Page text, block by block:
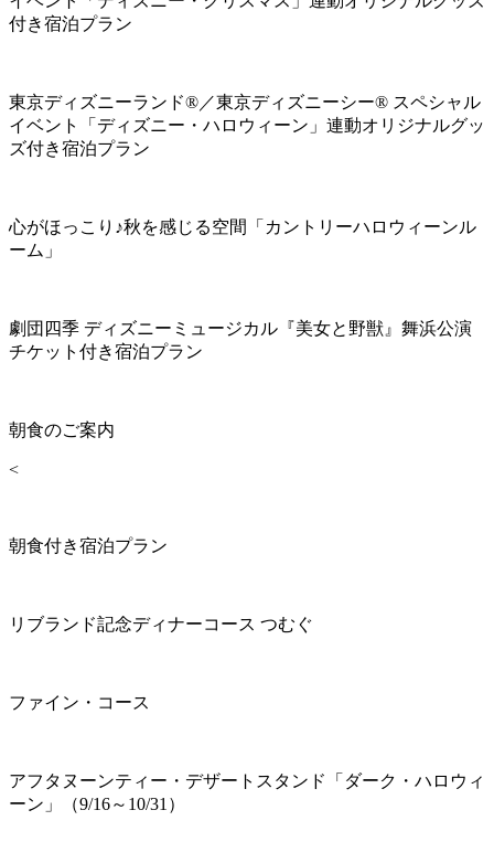
付き宿泊プラン
東京ディズニーランド®／東京ディズニーシー® スペシャル
イベント「ディズニー・ハロウィーン」連動オリジナルグッ
ズ付き宿泊プラン
心がほっこり♪秋を感じる空間「カントリーハロウィーンル
ーム」
劇団四季 ディズニーミュージカル『美女と野獣』舞浜公演
チケット付き宿泊プラン
朝食のご案内
<
朝食付き宿泊プラン
リブランド記念ディナーコース つむぐ
ファイン・コース
アフタヌーンティー・デザートスタンド「ダーク・ハロウィ
ーン」（9/16～10/31）